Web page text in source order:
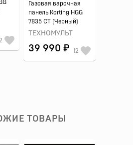
Газовая варочная
панель Korting HGG
7835 CT (Черный)
ТЕХНОМУЛЬТ
39 990 ₽ 12
ТОВАРЫ